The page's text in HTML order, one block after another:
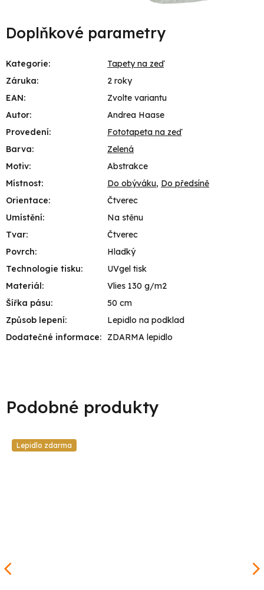
Doplňkové parametry
Kategorie:
Tapety na zeď
Záruka:
2 roky
EAN:
Zvolte variantu
Autor:
Andrea Haase
Provedení:
Fototapeta na zeď
Barva:
Zelená
Motiv:
Abstrakce
Místnost: Do obýváku, Do předsíně
Orientace:
Čtverec
Umístění:
Na stěnu
Tvar:
Čtverec
Povrch:
Hladký
Technologie tisku:
UVgel tisk
Materiál:
Vlies 130 g/m2
Šířka pásu:
50 cm
Způsob lepení:
Lepidlo na podklad
Dodatečné informace: ZDARMA lepidlo
Lepidlo zdarma